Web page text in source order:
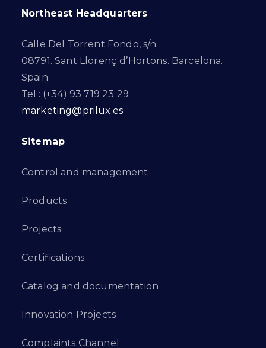
Northeast Headquarters
Calle Del Torrent Fondo, s/n
08791. Sant Llorenç d’Hortons. Barcelona.
Spain
Tel.: (+34) 93 719 23 29
marketing@prilux.es
Sitemap
Control and management
Products
Projects
Certifications
Catalog and documentation
Innovation Projects
Complaints Channel